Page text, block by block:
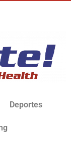
Deportes